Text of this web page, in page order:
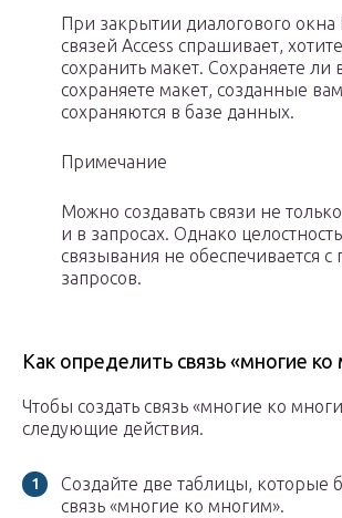
При закрытии диалогового
связей Access спрашивает,
сохранить макет. Сохраняете ли
сохраняете макет, созданные
сохраняются в базе данных.
Примечание
Можно создавать связи не
и в запросах. Однако
связывания не обеспечивается
запросов.
Как определить связь «многие
Чтобы создать связь «многие ко
следующие действия.
Создайте две таблицы, которые
связь «многие ко многим».